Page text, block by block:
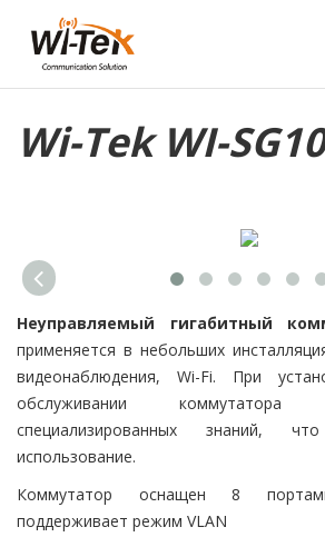
Wi-Tek WI-
Неуправляемый гигабитный
применяется в небольших
видеонаблюдения, Wi-Fi. При
обслуживании
специализированных знаний,
использование.
Коммутатор оснащен 8
поддерживает режим VLAN